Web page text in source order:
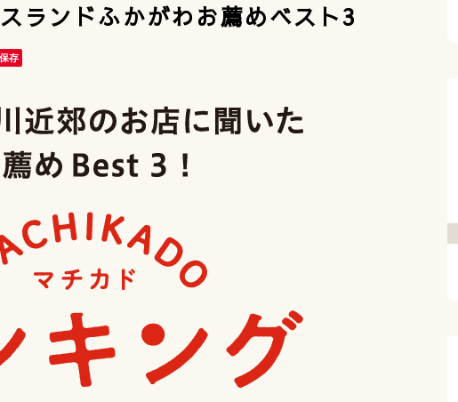
ンドふかがわお薦めベスト3
保存